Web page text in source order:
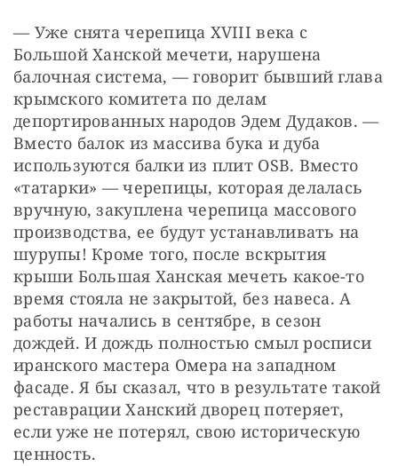
— Уже снята черепица XVIII века с
Большой Ханской мечети, нарушена
балочная система, — говорит бывший глава
крымского комитета по делам
депортированных народов Эдем Дудаков. —
Вместо балок из массива бука и дуба
используются балки из плит OSB. Вместо
«татарки» — черепицы, которая делалась
вручную, закуплена черепица массового
производства, ее будут устанавливать на
шурупы! Кроме того, после вскрытия
крыши Большая Ханская мечеть какое-то
время стояла не закрытой, без навеса. А
работы начались в сентябре, в сезон
дождей. И дождь полностью смыл росписи
иранского мастера Омера на западном
фасаде. Я бы сказал, что в результате такой
реставрации Ханский дворец потеряет,
если уже не потерял, свою историческую
ценность.